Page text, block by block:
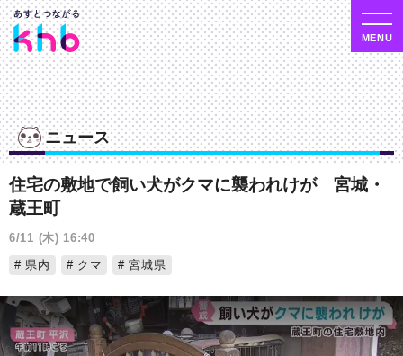
ニュース
住宅の敷地で飼い犬がクマに襲われけが 宮城・
蔵王町
6/11 (木) 16:40
県内
クマ 宮城県